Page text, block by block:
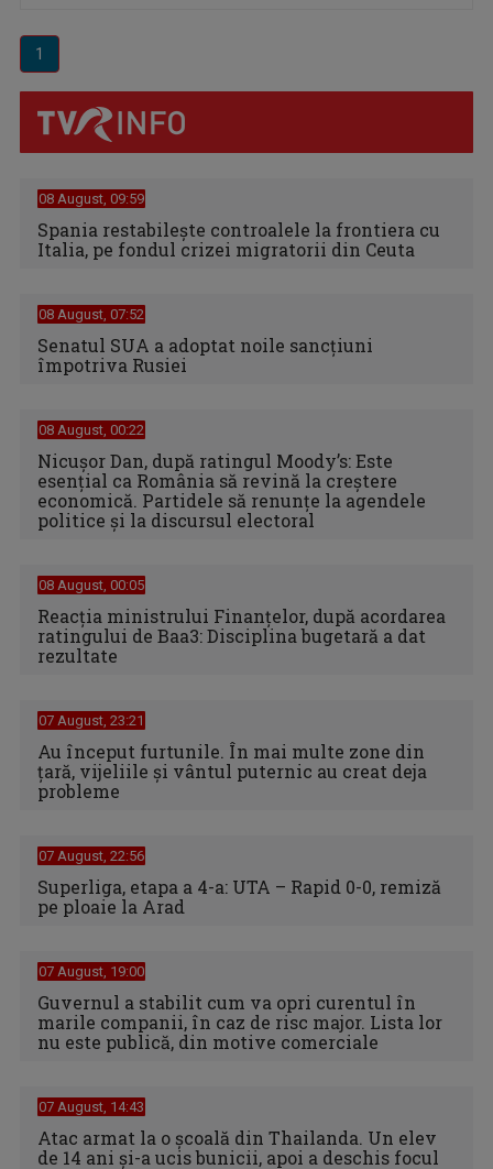
1
08 August, 09:59
Spania restabileşte controalele la frontiera cu
Italia, pe fondul crizei migratorii din Ceuta
08 August, 07:52
Senatul SUA a adoptat noile sancţiuni
împotriva Rusiei
08 August, 00:22
Nicușor Dan, după ratingul Moody’s: Este
esențial ca România să revină la creștere
economică. Partidele să renunțe la agendele
politice și la discursul electoral
08 August, 00:05
Reacția ministrului Finanțelor, după acordarea
ratingului de Baa3: Disciplina bugetară a dat
rezultate
07 August, 23:21
Au început furtunile. În mai multe zone din
țară, vijeliile și vântul puternic au creat deja
probleme
07 August, 22:56
Superliga, etapa a 4-a: UTA – Rapid 0-0, remiză
pe ploaie la Arad
07 August, 19:00
Guvernul a stabilit cum va opri curentul în
marile companii, în caz de risc major. Lista lor
nu este publică, din motive comerciale
07 August, 14:43
Atac armat la o școală din Thailanda. Un elev
de 14 ani și-a ucis bunicii, apoi a deschis focul